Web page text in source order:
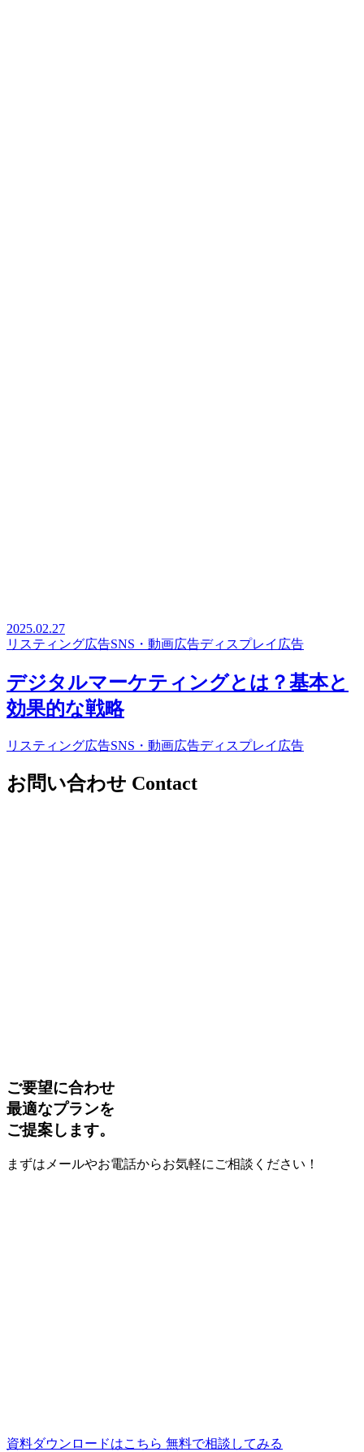
2025.02.27
リスティング広告SNS・動画広告ディスプレイ広告
デジタルマーケティングとは？基本と
効果的な戦略
リスティング広告SNS・動画広告ディスプレイ広告
お問い合わせ Contact
ご要望に合わせ
最適なプランを
ご提案します。
まずはメールやお電話からお気軽にご相談ください！
資料ダウンロードはこちら 無料で相談してみる